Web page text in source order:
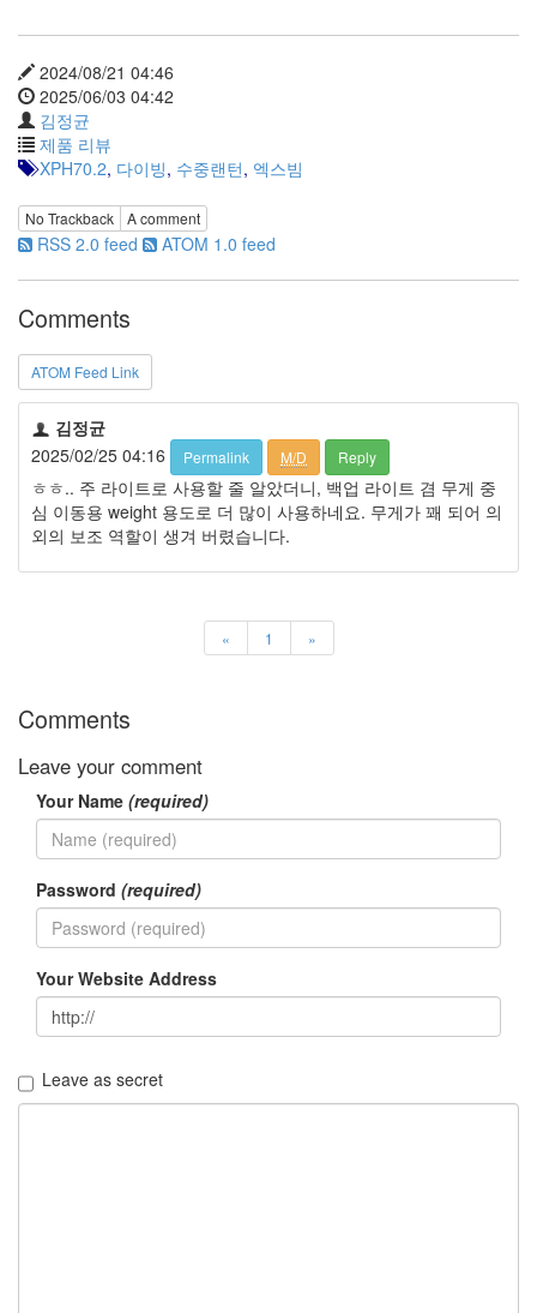
2024/08/21 04:46
2025/06/03 04:42
김정균
제품 리뷰
XPH70.2, 다이빙, 수중랜턴, 엑스빔
No Trackback A comment
RSS 2.0 feed ATOM 1.0 feed
Comments
ATOM Feed Link
김정균
2025/02/25 04:16
Permalink M/D Reply
ㅎㅎ.. 주 라이트로 사용할 줄 알았더니, 백업 라이트 겸 무게 중
심 이동용 weight 용도로 더 많이 사용하네요. 무게가 꽤 되어 의
외의 보조 역할이 생겨 버렸습니다.
« 1 »
Comments
Leave your comment
Your Name (required)
Password (required)
Your Website Address
Leave as secret